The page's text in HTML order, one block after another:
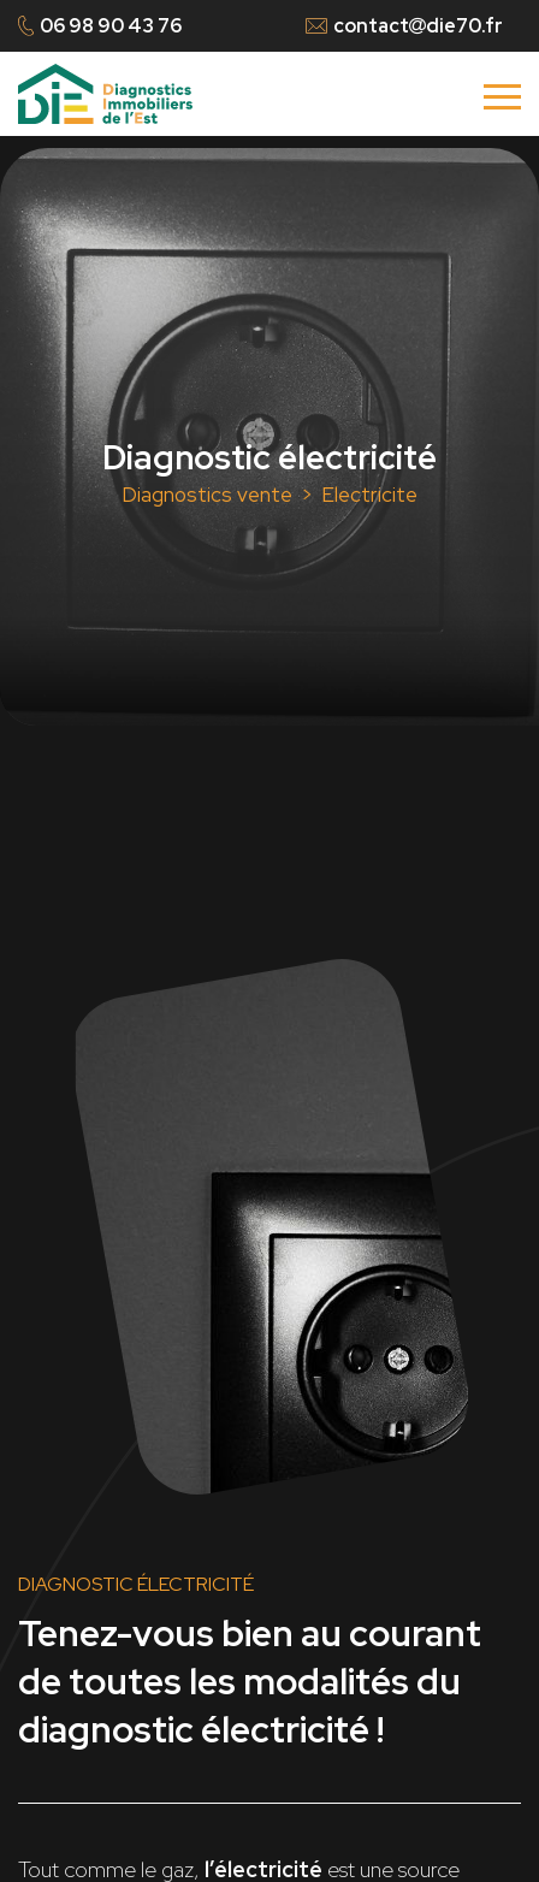
06 98 90 43 76 contact die70.fr
Diagnostic électricité
Diagnostics vente Electricite
DIAGNOSTIC ÉLECTRICITÉ
Tenez-vous bien au courant
de toutes les modalités du
diagnostic électricité !
Tout comme le gaz, l’électricité est une source